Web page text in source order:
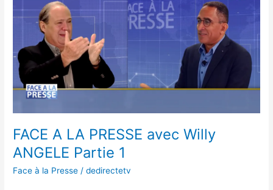
FACE A LA PRESSE avec Willy
ANGELE Partie 1
Face à la Presse /dedirectetv
LA
PRESSE
Willy
ANGELE
Partie
1